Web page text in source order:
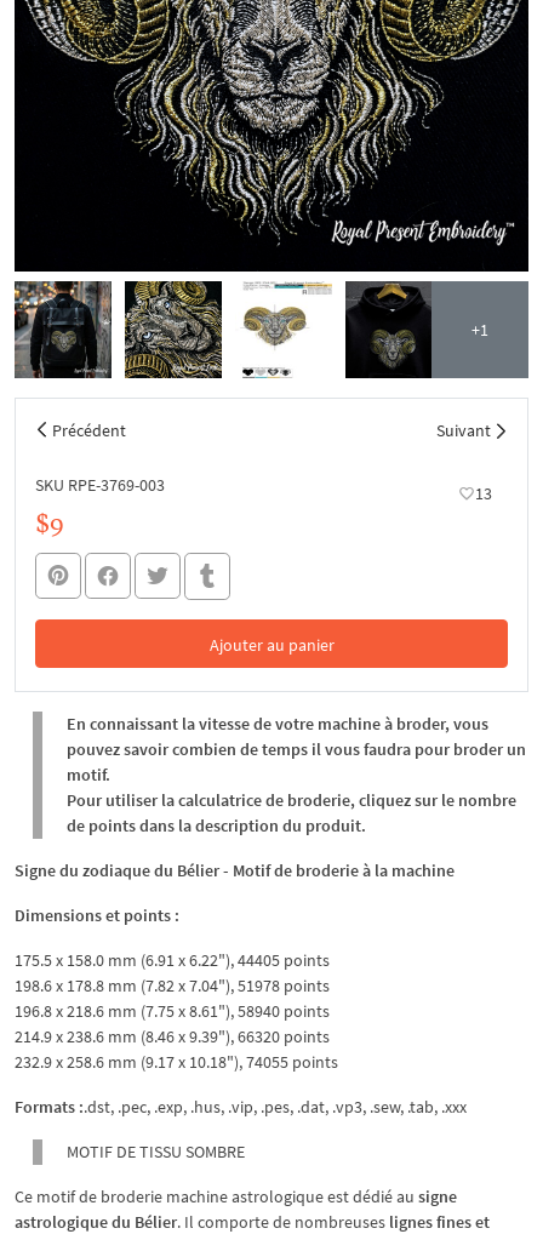
+1
Précédent Suivant
SKU RPE-3769-003 13
$9
Ajouter au panier
Dans le panier
En connaissant la vitesse de votre machine à broder, vous
pouvez savoir combien de temps il vous faudra pour broder un
motif.
Pour utiliser la calculatrice de broderie, cliquez sur le nombre
de points dans la description du produit.
Signe du zodiaque du Bélier - Motif de broderie à la machine
Dimensions et points :
175.5 x 158.0 mm (6.91 x 6.22"), 44405 points
198.6 x 178.8 mm (7.82 x 7.04"), 51978 points
196.8 x 218.6 mm (7.75 x 8.61"), 58940 points
214.9 x 238.6 mm (8.46 x 9.39"), 66320 points
232.9 x 258.6 mm (9.17 x 10.18"), 74055 points
Formats :.dst, .pec, .exp, .hus, .vip, .pes, .dat, .vp3, .sew, .tab, .xxx
MOTIF DE TISSU SOMBRE
Ce motif de broderie machine astrologique est dédié au signe
astrologique du Bélier. Il comporte de nombreuses lignes fines et